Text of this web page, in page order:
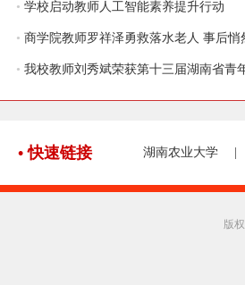
• 学校启动教师人工智能素养提升行动
• 商学院教师罗祥泽勇救落水老人 事后悄
• 我校教师刘秀斌荣获第十三届湖南省青
•快速链接 湖南农业大学
版